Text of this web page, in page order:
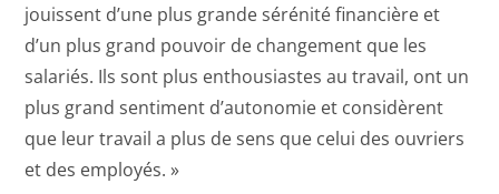
jouissent d’une plus grande sérénité financière et
d’un plus grand pouvoir de changement que les
salariés. Ils sont plus enthousiastes au travail, ont un
plus grand sentiment d’autonomie et considèrent
que leur travail a plus de sens que celui des ouvriers
et des employés. »